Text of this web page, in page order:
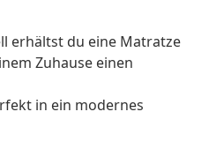
erhältst du eine Matratze
Zuhause einen
in ein modernes